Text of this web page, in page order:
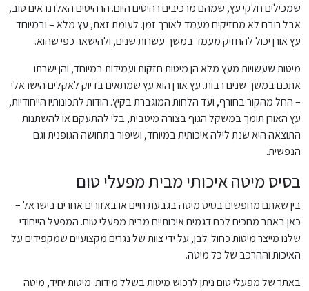
שמכילים חלקי עץ, שמהם מרכיבים רהיטים היום. הרהיטים האלו נראים טוב,
אבל רובם לא מחזיקים מעמד לאורך זמן. לעומת זאת, עץ מלא – ובמיוחד
עץ אורן יכול להחזיק מעמד במשך עשרות שנים, ולהישאר כפי שהוא.
מיטות שעשויות מעץ מלא הן מיטות חזקות ועמידות במיוחד, והן ישרתו
אתכם במשך שנים רבות. עץ אורן הוא עץ שמתאים בדיוק לאקלים הישראלי
– החל מהקור בחורף, ועד הלחות המוגברת בקיץ. הודות לתכונותיו הייחודיות,
עץ האורן תומך במשקל הגוף בצורה מיטבית, בלי להתעקם או להשתנות.
התוצאה היא שנת לילה איכותית במיוחד, ושיפור בתחושה הגופנית וגם
הנפשית.
בסיס מיטה איכותי מבית מפעלי טום
בין שאתם מחפשים בסיס מיטה בגבעת חיים או באזורים אחרים בישראל –
כאן באתר מחכים לכם דגמים איכותיים מבית מפעלי טום. המפעל הייחודי
שלנו מייצר מיטות כחול-לבן, על ידי צוות של נגרים מקצועיים שמקפידים על
האיכות וההרכב של כל מיטה.
באתר של מפעלי טום ניתן לרכוש מיטות בשלל מידות: מיטות יחיד, מיטה